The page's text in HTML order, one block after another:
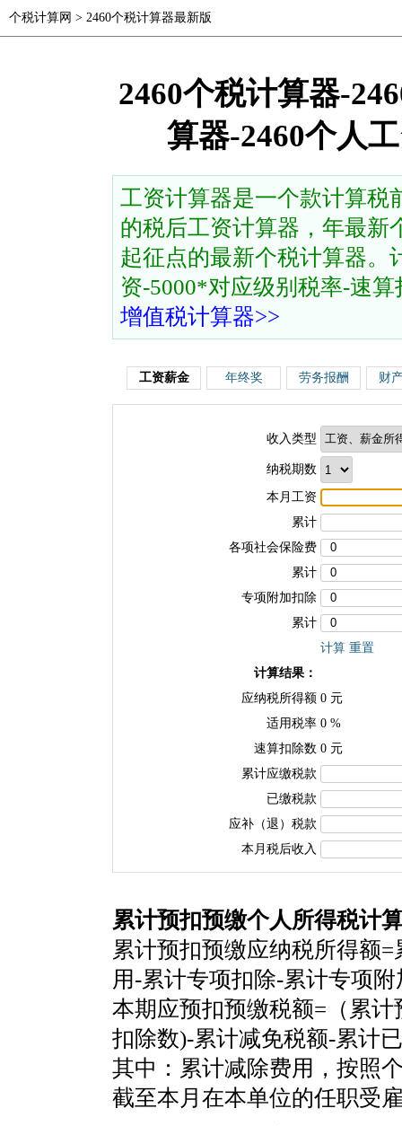
个税计算网 > 2460个税计算器最新版
2460个税计算器-
算器-2460个人
工资计算器是一个款计算税
的税后工资计算器，年最新
起征点的最新个税计算器。
资-5000*对应级别税率-速
增值税计算器>>
工资薪金 年终奖 劳务报酬 财
收入类型
纳税期数
本月工资
累计
各项社会保险费
累计
专项附加扣除
累计
计算 重置
计算结果：
应纳税所得额 0 元
适用税率 0 %
速算扣除数 0 元
累计应缴税款
已缴税款
应补（退）税款
本月税后收入
累计预扣预缴个人所得税计
累计预扣预缴应纳税所得额
用-累计专项扣除-累计专项
本期应预扣预缴税额=（累
扣除数)-累计减免税额-累计
其中：累计减除费用，按照
截至本月在本单位的任职受